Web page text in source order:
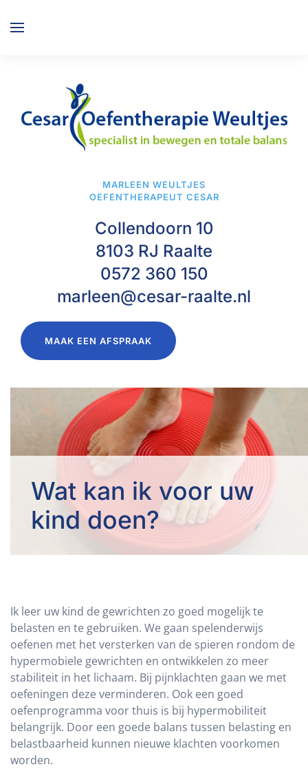
MARLEEN WEULTJES
OEFENTHERAPEUT CESAR
Collendoorn 10
8103 RJ Raalte
0572 360 150
marleen@cesar-raalte.nl
MAAK EEN AFSPRAAK
Wat kan ik voor uw
kind doen?
Ik leer uw kind de gewrichten zo goed mogelijk te
belasten en te gebruiken. We gaan spelenderwijs
oefenen met het versterken van de spieren rondom de
hypermobiele gewrichten en ontwikkelen zo meer
stabiliteit in het lichaam. Bij pijnklachten gaan we met
oefeningen deze verminderen. Ook een goed
oefenprogramma voor thuis is bij hypermobiliteit
belangrijk. Door een goede balans tussen belasting en
belastbaarheid kunnen nieuwe klachten voorkomen
worden.